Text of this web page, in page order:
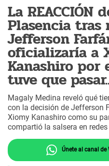
La REACCIÓN
Plasencia tras
Jefferson
oficializaría a
Kanashiro por
tuve que
Magaly Medina reveló qué
con la decisión de Jefferson
Xiomy Kanashiro como su
compartió la salsera en
Únete al canal de